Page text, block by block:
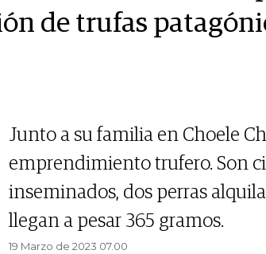
de trufas
Junto a su familia en Choele
emprendimiento trufero. Son
inseminados, dos perras
llegan a pesar 365 gramos.
19 Marzo de 2023 07.00